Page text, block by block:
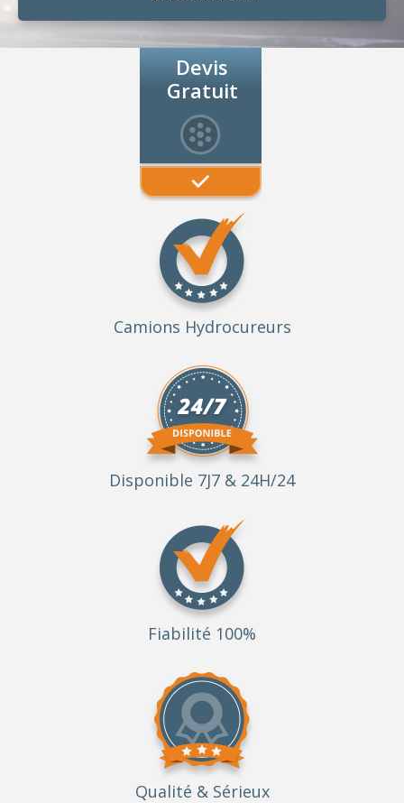
Devis
Gratuit
Camions Hydrocureurs
Disponible 7J7 & 24H/24
Fiabilité 100%
Qualité & Sérieux